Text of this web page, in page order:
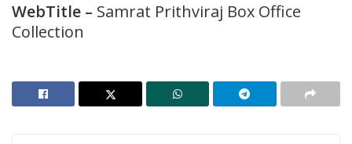
WebTitle – Samrat Prithviraj Box Office
Collection